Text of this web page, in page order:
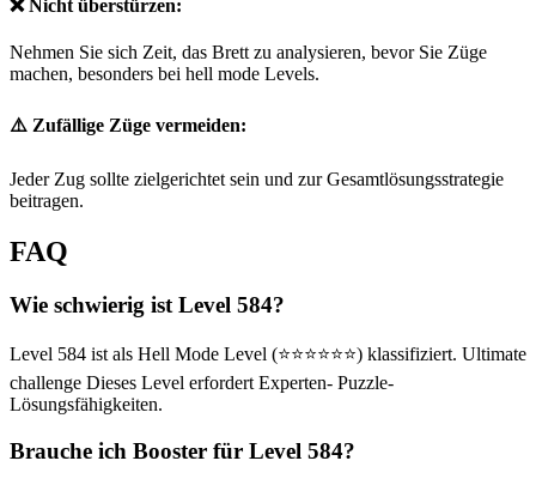
❌ Nicht überstürzen:
Nehmen Sie sich Zeit, das Brett zu analysieren, bevor Sie Züge
machen, besonders bei hell mode Levels.
⚠️ Zufällige Züge vermeiden:
Jeder Zug sollte zielgerichtet sein und zur Gesamtlösungsstrategie
beitragen.
FAQ
Wie schwierig ist Level 584?
Level 584 ist als Hell Mode Level (⭐⭐⭐⭐⭐⭐) klassifiziert. Ultimate
challenge Dieses Level erfordert Experten- Puzzle-
Lösungsfähigkeiten.
Brauche ich Booster für Level 584?